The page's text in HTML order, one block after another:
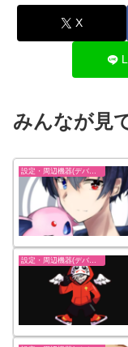
X
みんなが見
設定・周辺機器(デバイス)-フォートナイト【fortnite】
設定・周辺機器(デバイス)-フォートナイト【fortnite】